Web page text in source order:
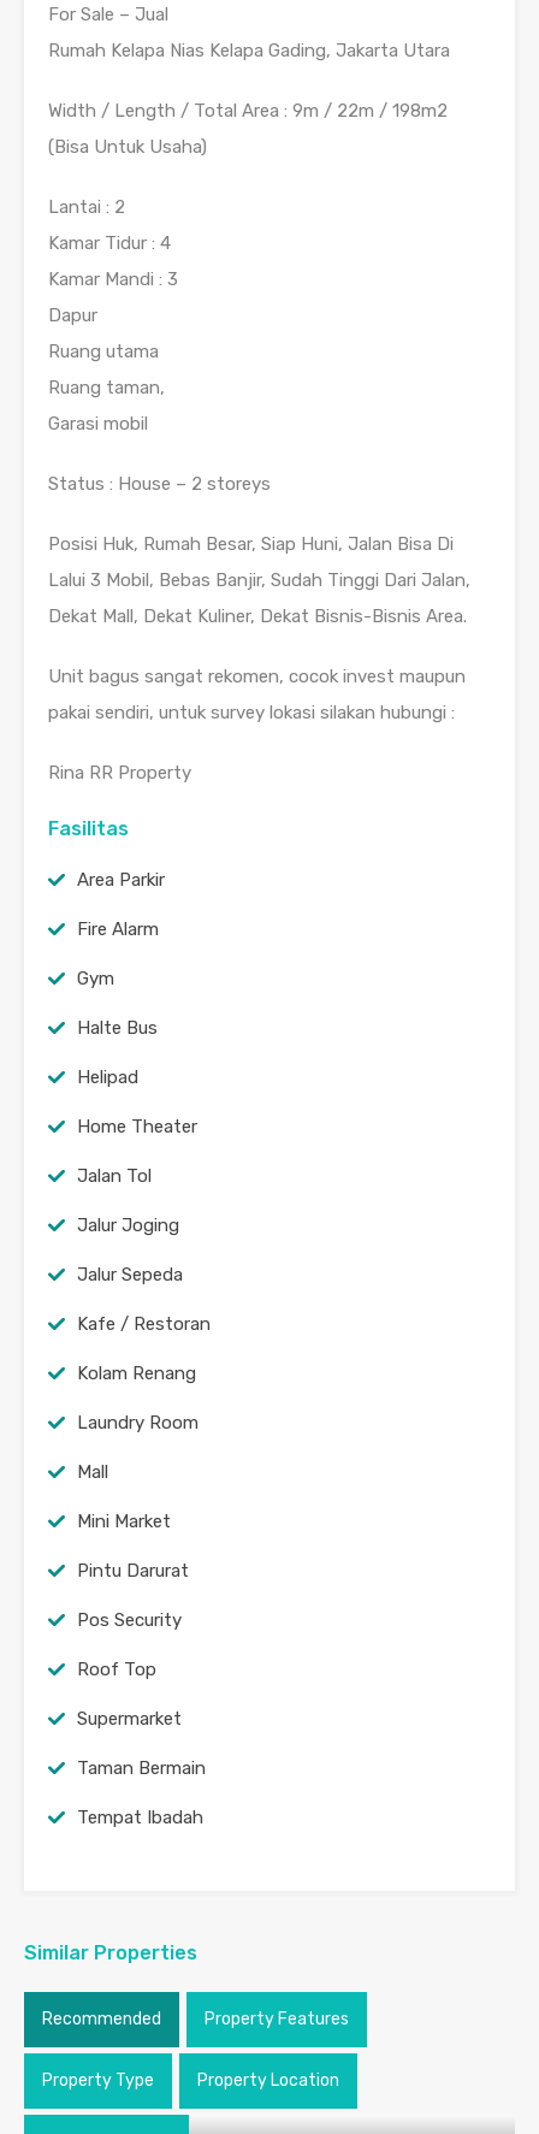
For Sale – Jual
Rumah Kelapa Nias Kelapa Gading, Jakarta Utara
Width / Length / Total Area : 9m / 22m / 198m2
(Bisa Untuk Usaha)
Lantai : 2
Kamar Tidur : 4
Kamar Mandi : 3
Dapur
Ruang utama
Ruang taman,
Garasi mobil
Status : House – 2 storeys
Posisi Huk, Rumah Besar, Siap Huni, Jalan Bisa Di
Lalui 3 Mobil, Bebas Banjir, Sudah Tinggi Dari Jalan,
Dekat Mall, Dekat Kuliner, Dekat Bisnis-Bisnis Area.
Unit bagus sangat rekomen, cocok invest maupun
pakai sendiri, untuk survey lokasi silakan hubungi :
Rina RR Property
Fasilitas
Area Parkir
Fire Alarm
Gym
Halte Bus
Helipad
Home Theater
Jalan Tol
Jalur Joging
Jalur Sepeda
Kafe / Restoran
Kolam Renang
Laundry Room
Mall
Mini Market
Pintu Darurat
Pos Security
Roof Top
Supermarket
Taman Bermain
Tempat Ibadah
Similar Properties
Recommended Property Features
Property Type Property Location